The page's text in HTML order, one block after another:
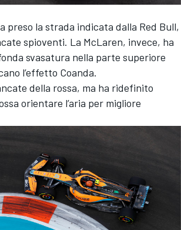
preso la strada indicata dalla Red Bull,
spioventi. La McLaren, invece, ha
svasatura nella parte superiore
l’effetto Coanda.
della rossa, ma ha ridefinito
orientare l’aria per migliore